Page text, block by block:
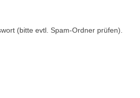
(bitte evtl. Spam-Ordner prüfen).